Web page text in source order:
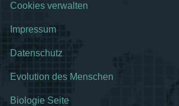
Cookies verwalten
Impressum
Datenschutz
Evolution des Menschen
Biologie Seite